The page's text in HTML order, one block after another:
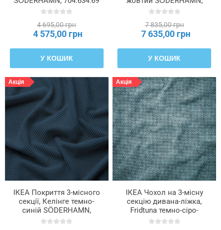
4 695,00 грн
4 575,00 грн
У КОШИК
206.293.87
7 835,00 грн
7 635,00 грн
У КОШИК
Акція
ІКЕА Покриття 3-місного
секції, Келінге темно-
синій SÖDERHAMN,
706.293.80
Акція
ІКЕА Чохол на 3-місну
секцію дивана-ліжка,
Fridtuna темно-сіро-
блакитний SÖDERHAMN,